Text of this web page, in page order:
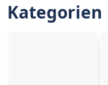
Kategorien